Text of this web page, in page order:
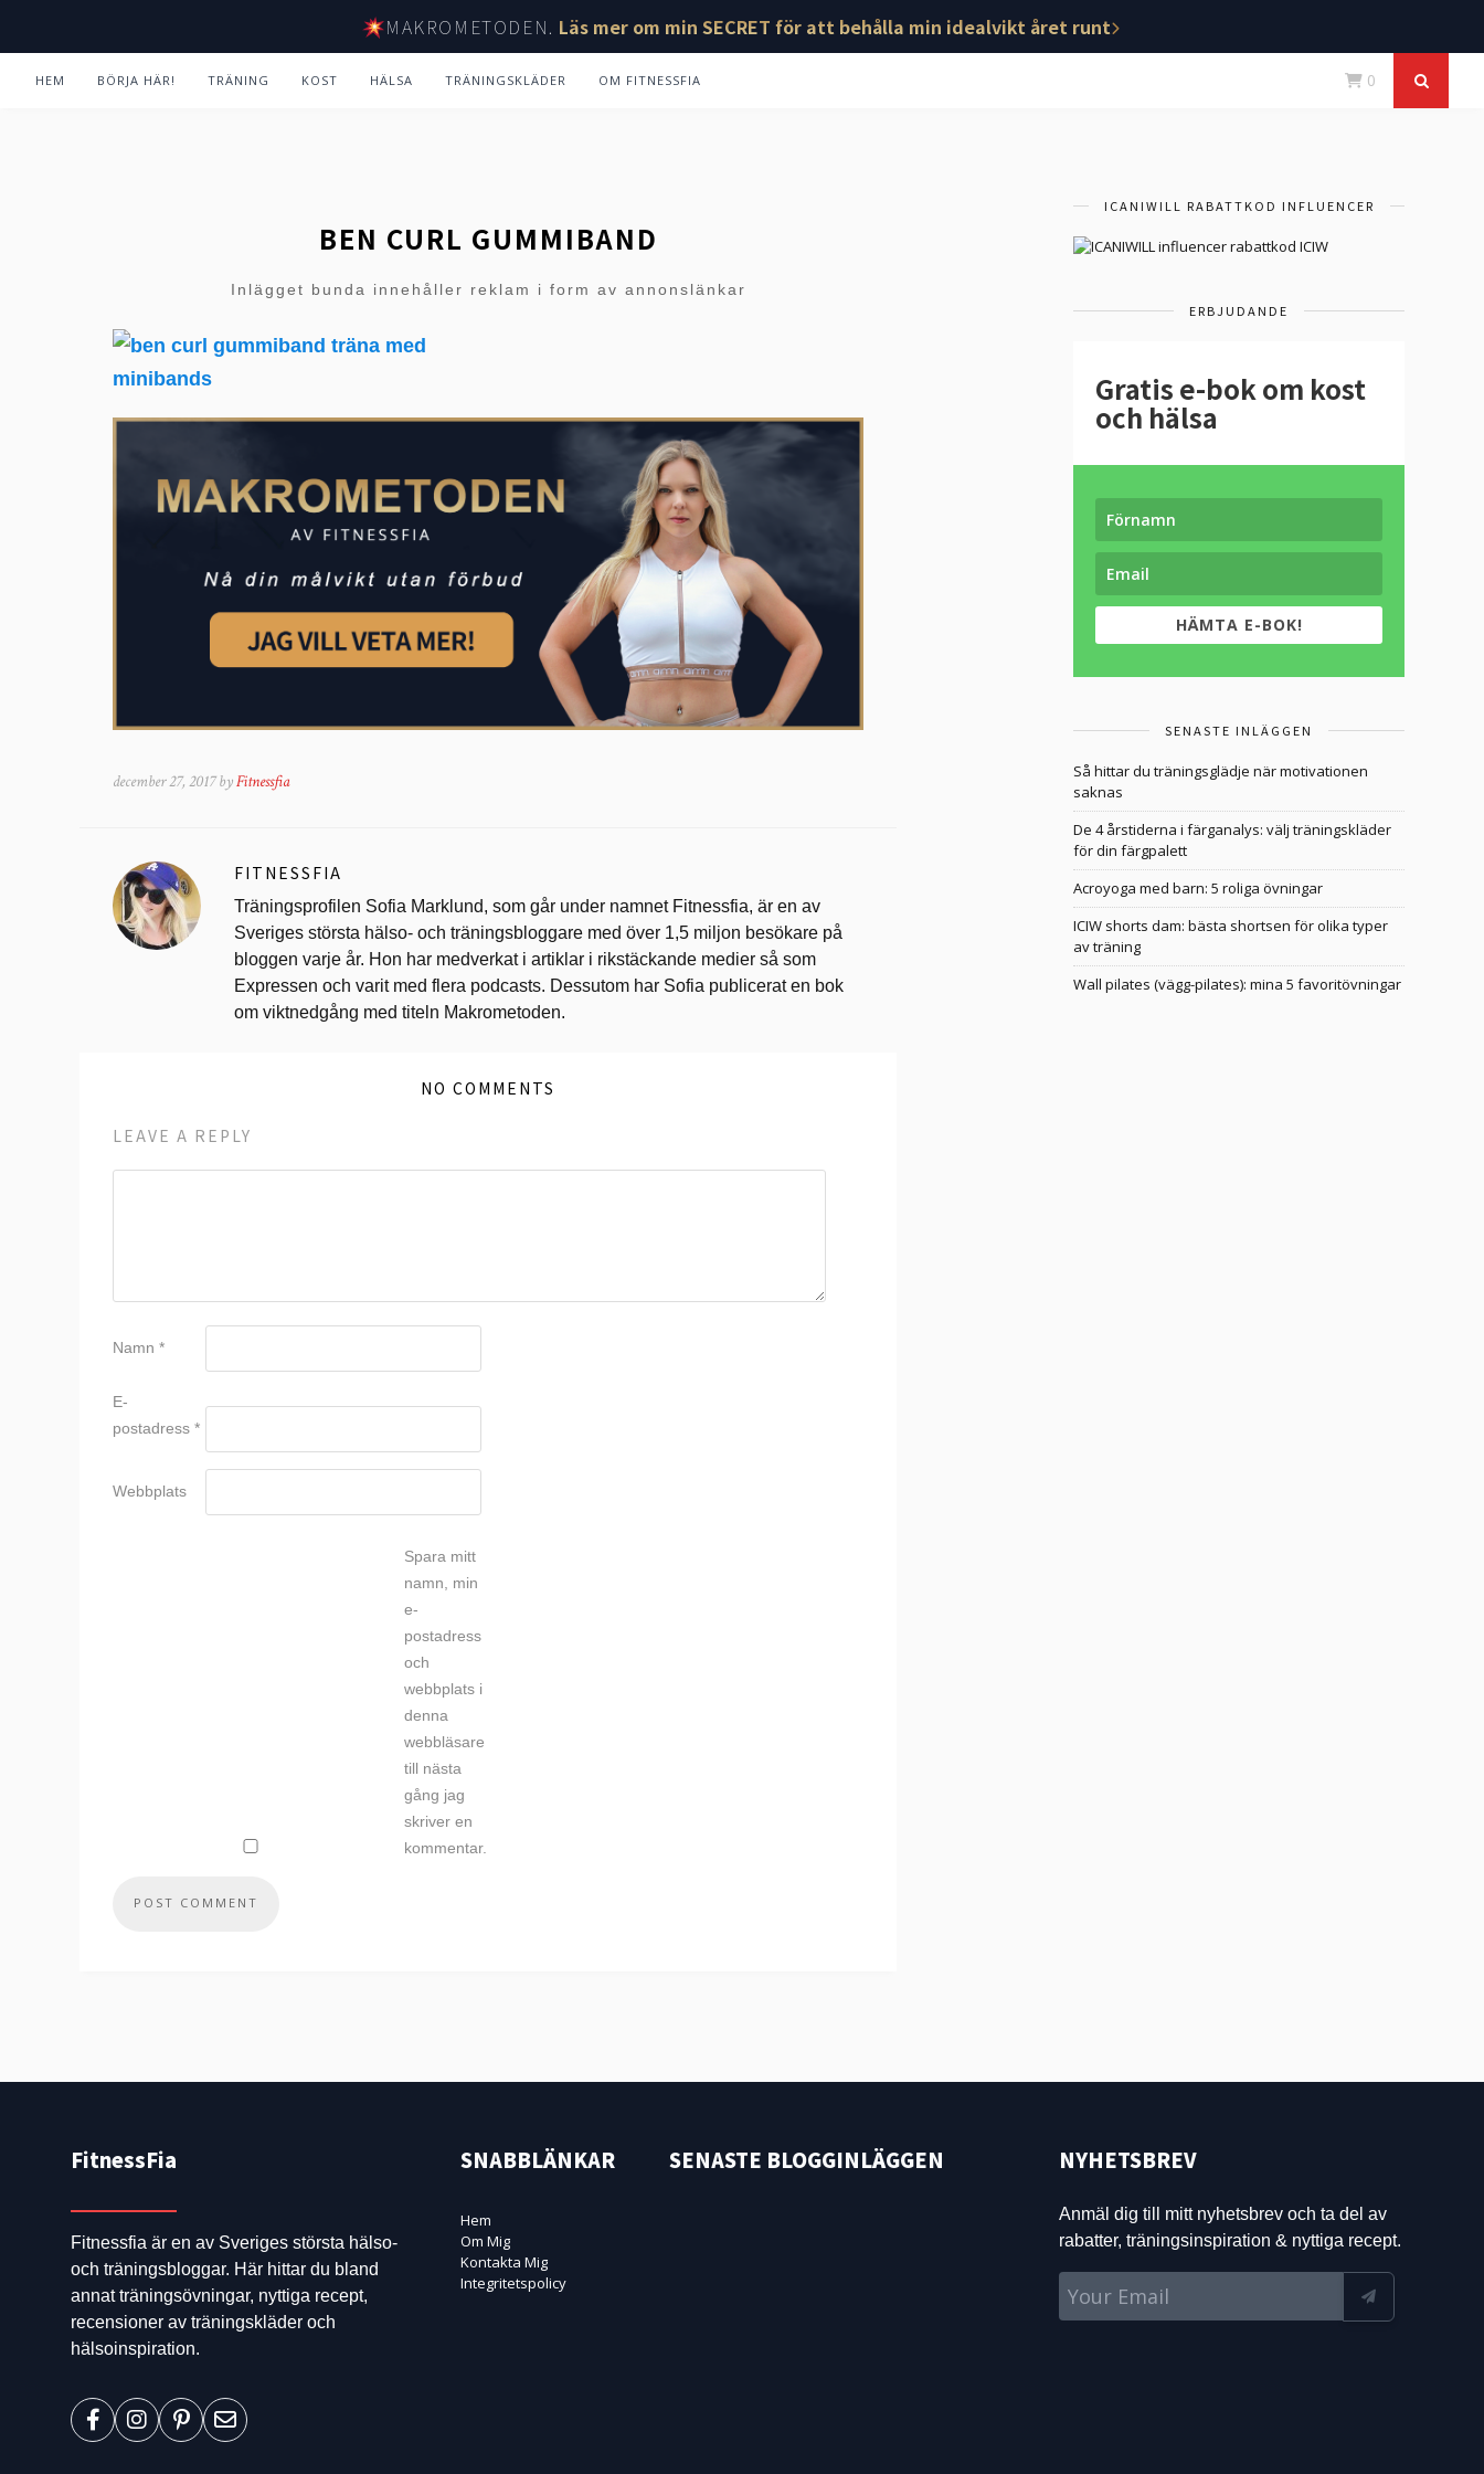
MAKROMETODEN. Läs mer om min SECRET för att behålla min idealvikt året runt
HEM BÖRJA HÄR! TRÄNING KOST HÄLSA TRÄNINGSKLÄDER OM FITNESSFIA 0
BEN CURL GUMMIBAND
Inlägget bunda innehåller reklam i form av annonslänkar
december 27, 2017 byFitnessfia
FITNESSFIA
Träningsprofilen Sofia Marklund, som går under namnet Fitnessfia, är en av
Sveriges största hälso- och träningsbloggare med över 1,5 miljon besökare på
bloggen varje år. Hon har medverkat i artiklar i rikstäckande medier så som
Expressen och varit med flera podcasts. Dessutom har Sofia publicerat en bok
om viktnedgång med titeln Makrometoden.
NO COMMENTS
LEAVE A REPLY
Namn *
E-
postadress *
Webbplats
Spara mitt
namn, min
e-
postadress
och
webbplats i
denna
webbläsare
till nästa
gång jag
skriver en
kommentar.
ICANIWILL RABATTKOD INFLUENCER
ERBJUDANDE
Gratis e-bok om kost
och hälsa
HÄMTA E-BOK!
SENASTE INLÄGGEN
Så hittar du träningsglädje när motivationen
saknas
De 4 årstiderna i färganalys: välj träningskläder
för din färgpalett
Acroyoga med barn: 5 roliga övningar
ICIW shorts dam: bästa shortsen för olika typer
av träning
Wall pilates (vägg-pilates): mina 5 favoritövningar
FitnessFia
Fitnessfia är en av Sveriges största hälso-
och träningsbloggar. Här hittar du bland
annat träningsövningar, nyttiga recept,
recensioner av träningskläder och
hälsoinspiration.
SNABBLÄNKAR
Hem
Om Mig
Kontakta Mig
Integritetspolicy
SENASTE BLOGGINLÄGGEN NYHETSBREV
Anmäl dig till mitt nyhetsbrev och ta del av
rabatter, träningsinspiration & nyttiga recept.